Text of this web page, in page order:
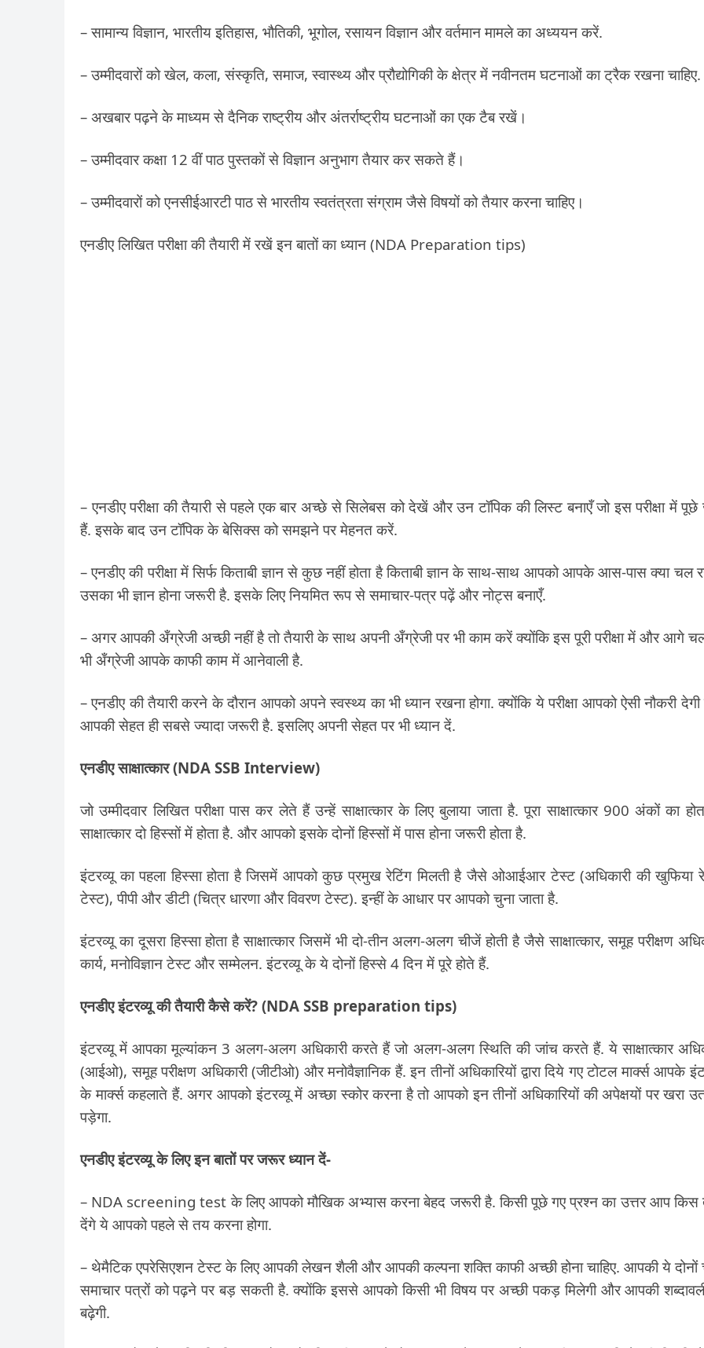
– सामान्य विज्ञान, भारतीय इतिहास, भौतिकी, भूगोल, रसायन विज्ञान और वर्तमान मामले का अध्ययन करें.
– उम्मीदवारों को खेल, कला, संस्कृति, समाज, स्वास्थ्य और प्रौद्योगिकी के क्षेत्र में नवीनतम घटनाओं का ट्रैक रखना चाहिए.
– अखबार पढ़ने के माध्यम से दैनिक राष्ट्रीय और अंतर्राष्ट्रीय घटनाओं का एक टैब रखें।
– उम्मीदवार कक्षा 12 वीं पाठ पुस्तकों से विज्ञान अनुभाग तैयार कर सकते हैं।
– उम्मीदवारों को एनसीईआरटी पाठ से भारतीय स्वतंत्रता संग्राम जैसे विषयों को तैयार करना चाहिए।
एनडीए लिखित परीक्षा की तैयारी में रखें इन बातों का ध्यान (NDA Preparation tips)
– एनडीए परीक्षा की तैयारी से पहले एक बार अच्छे से सिलेबस को देखें और उन टॉपिक की लिस्ट बनाएँ जो इस परीक्षा में पूछे
हैं. इसके बाद उन टॉपिक के बेसिक्स को समझने पर मेहनत करें.
– एनडीए की परीक्षा में सिर्फ किताबी ज्ञान से कुछ नहीं होता है किताबी ज्ञान के साथ-साथ आपको आपके आस-पास क्या चल
उसका भी ज्ञान होना जरूरी है. इसके लिए नियमित रूप से समाचार-पत्र पढ़ें और नोट्स बनाएँ.
– अगर आपकी अँग्रेजी अच्छी नहीं है तो तैयारी के साथ अपनी अँग्रेजी पर भी काम करें क्योंकि इस पूरी परीक्षा में और आगे
भी अँग्रेजी आपके काफी काम में आनेवाली है.
– एनडीए की तैयारी करने के दौरान आपको अपने स्वस्थ्य का भी ध्यान रखना होगा. क्योंकि ये परीक्षा आपको ऐसी नौकरी देगी
आपकी सेहत ही सबसे ज्यादा जरूरी है. इसलिए अपनी सेहत पर भी ध्यान दें.
एनडीए साक्षात्कार (NDA SSB Interview)
जो उम्मीदवार लिखित परीक्षा पास कर लेते हैं उन्हें साक्षात्कार के लिए बुलाया जाता है. पूरा साक्षात्कार 900 अंकों का
साक्षात्कार दो हिस्सों में होता है. और आपको इसके दोनों हिस्सों में पास होना जरूरी होता है.
इंटरव्यू का पहला हिस्सा होता है जिसमें आपको कुछ प्रमुख रेटिंग मिलती है जैसे ओआईआर टेस्ट (अधिकारी की खुफिया
टेस्ट), पीपी और डीटी (चित्र धारणा और विवरण टेस्ट). इन्हीं के आधार पर आपको चुना जाता है.
इंटरव्यू का दूसरा हिस्सा होता है साक्षात्कार जिसमें भी दो-तीन अलग-अलग चीजें होती है जैसे साक्षात्कार, समूह परीक्षण
कार्य, मनोविज्ञान टेस्ट और सम्मेलन. इंटरव्यू के ये दोनों हिस्से 4 दिन में पूरे होते हैं.
एनडीए इंटरव्यू की तैयारी कैसे करें? (NDA SSB preparation tips)
इंटरव्यू में आपका मूल्यांकन 3 अलग-अलग अधिकारी करते हैं जो अलग-अलग स्थिति की जांच करते हैं. ये साक्षात्कार
(आईओ), समूह परीक्षण अधिकारी (जीटीओ) और मनोवैज्ञानिक हैं. इन तीनों अधिकारियों द्वारा दिये गए टोटल मार्क्स आपके
के मार्क्स कहलाते हैं. अगर आपको इंटरव्यू में अच्छा स्कोर करना है तो आपको इन तीनों अधिकारियों की अपेक्षयों पर खरा
पड़ेगा.
एनडीए इंटरव्यू के लिए इन बातों पर जरूर ध्यान दें-
– NDA screening test के लिए आपको मौखिक अभ्यास करना बेहद जरूरी है. किसी पूछे गए प्रश्न का उत्तर आप किस
देंगे ये आपको पहले से तय करना होगा.
– थेमैटिक एपरेसिएशन टेस्ट के लिए आपकी लेखन शैली और आपकी कल्पना शक्ति काफी अच्छी होना चाहिए. आपकी ये दोनों
समाचार पत्रों को पढ़ने पर बड़ सकती है. क्योंकि इससे आपको किसी भी विषय पर अच्छी पकड़ मिलेगी और आपकी
बढ़ेगी.